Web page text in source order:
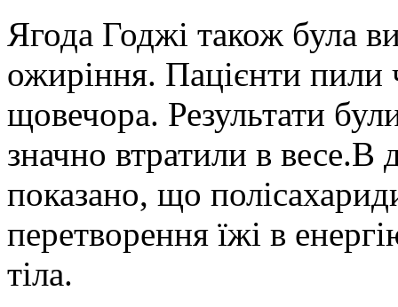
Ягода Годжі також була
ожиріння. Пацієнти пили
щовечора. Результати
значно втратили в весе.В
показано, що
перетворення їжі в
тіла.